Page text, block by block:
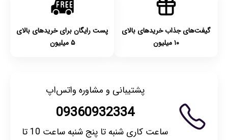
گیفت‌های جذاب خریدهای بالای
۱۰ میلیون
پست رایگان برای خریدهای بالای
۵ میلیون
پشتیبانی و مشاوره واتس‌اپ
09360932334
ساعت کاری شنبه تا پنج شنبه ساعت 10 تا